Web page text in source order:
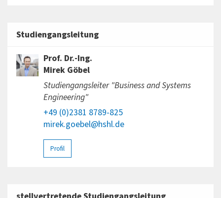
Studiengangsleitung
Prof. Dr.-Ing.
Mirek Göbel
Studiengangsleiter "Business and Systems
Engineering"
+49 (0)2381 8789-825
mirek.goebel@hshl.de
Profil